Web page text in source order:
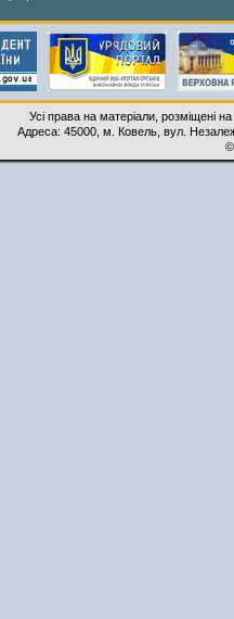
Усі права на матеріали, розміщені
Адреса: 45000, м. Ковель, вул.